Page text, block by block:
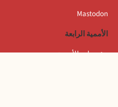
Mastodon
الأممية الرابعة
مؤتمرات الأممية